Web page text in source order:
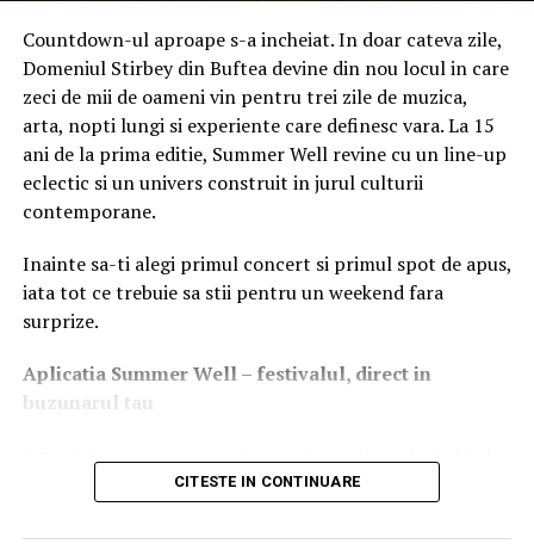
compartimentului de haine personale de cel pentru haine de
lucru. In partea superioara este prevazut cu o polita si, in plus, cu
o bara pentru umerase si un carlig.
Livrat in stare complet asamblata, obiectul de mobilier este asezat
pe o bancuta cu inaltimea de 400 de milimetri, utila atunci cand
muncitorii se schimba. In plus, picioarele bancutei usureaza
acumuleze murdarie si umezeala ori sa apara rugina.
La cerere, produsul poate fi echipat si cu un acoperis inclinat sau
cu picioare metalice aplicate prin sudura, cu terminatie din plastic
reglabila pe inaltime. Alte optiuni sunt sistemul de inchidere cu
moneda sau cu cifru.
Dulapul are urmatoarele dimensiuni: latimea de 400 de milimetri,
Countdown-ul aproape s-a incheiat. In doar cateva zile,
Domeniul Stirbey din Buftea devine din nou locul in care
zeci de mii de oameni vin pentru trei zile de muzica,
arta, nopti lungi si experiente care definesc vara. La 15
ani de la prima editie, Summer Well revine cu un line-up
eclectic si un univers construit in jurul culturii
contemporane.
Inainte sa-ti alegi primul concert si primul spot de apus,
iata tot ce trebuie sa stii pentru un weekend fara
surprize.
Aplicatia Summer Well– festivalul, direct in
buzunarul tau
este sa descarci aplicatia Summer Well, disponibila in
CITESTE IN CONTINUARE